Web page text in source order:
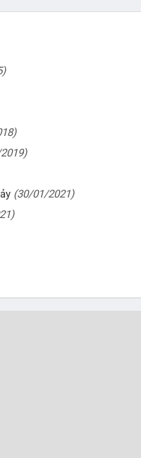
(30/01/2021)